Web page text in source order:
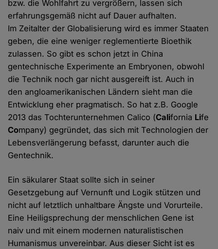
bzw. die Wohlfahrt zu vergrößern, lassen sich
erfahrungsgemäß nicht auf Dauer aufhalten.
Im Zeitalter der Globalisierung wird es immer Staaten
geben, die eine weniger reglementierte Bioethik
zulassen. So gibt es schon jetzt in China
gentechnische Experimente an Embryonen, obwohl
die Technik noch gar nicht ausgereift ist. Auch in
den angloamerikanischen Ländern sieht man die
Entwicklung eher pragmatisch. So hat z.B. Google
2013 das Tochterunternehmen Calico (California Life
Company) gegründet, das sich mit Technologien der
Lebensverlängerung befasst, darunter auch die
Gentechnik.
Ein säkularer Staat sollte sich in seiner
Gesetzgebung auf Vernunft und Logik stützen und
nicht auf letztlich unhaltbare Ängste und Vorurteile.
Eine Heiligsprechung der menschlichen Gene ist
naiv und mit einem modernen naturalistischen
Humanismus unvereinbar. Aus dieser Sicht ist es